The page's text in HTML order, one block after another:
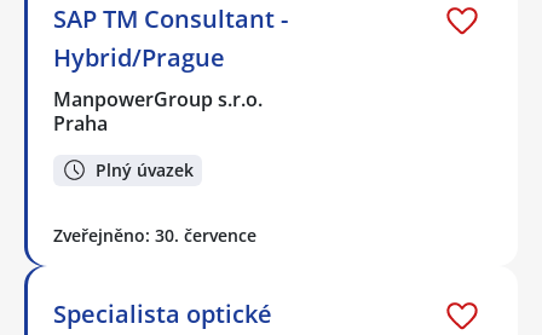
SAP TM Consultant -
Hybrid/Prague
ManpowerGroup s.r.o.
Praha
Plný úvazek
Zveřejněno: 30. července
Specialista optické